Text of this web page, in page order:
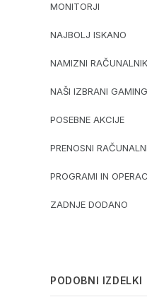
MONITORJI
NAJBOLJ ISKANO
NAMIZNI
NAŠI IZBRANI
POSEBNE AKCIJE
PRENOSNI
PROGRAMI IN
ZADNJE DODANO
PODOBNI IZDELKI